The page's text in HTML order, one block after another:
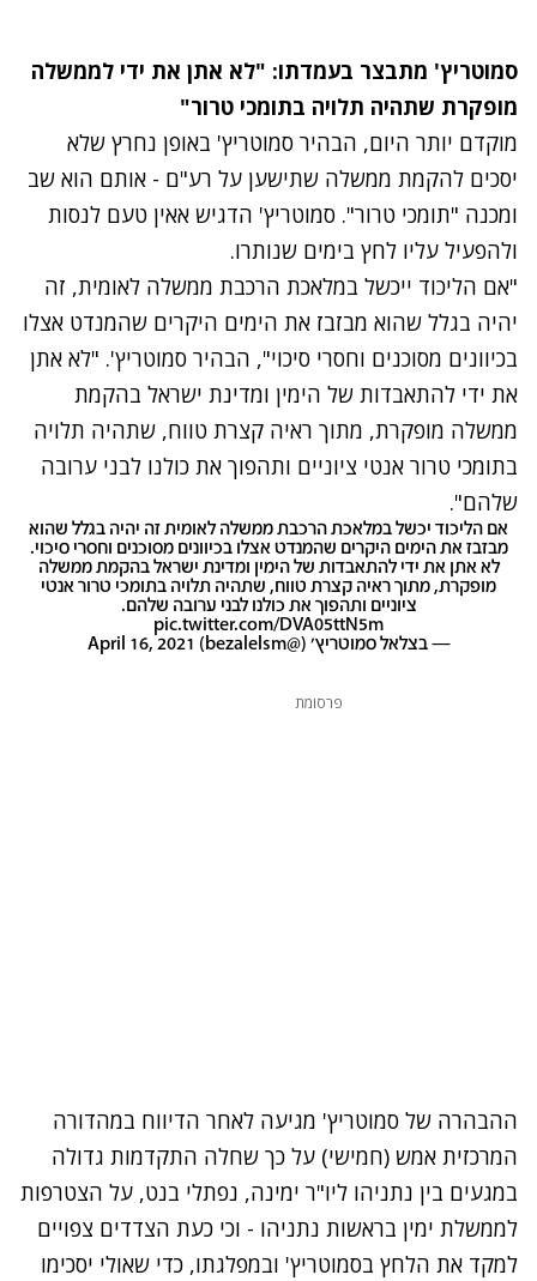
סמוטריץ' מתבצר בעמדתו: "לא אתן את ידי לממשלה
מופקרת שתהיה תלויה בתומכי טרור"
מוקדם יותר היום, הבהיר סמוטריץ' באופן נחרץ שלא
יסכים להקמת ממשלה שתישען על רע"ם - אותם הוא שב
ומכנה "תומכי טרור". סמוטריץ' הדגיש אאין טעם לנסות
ולהפעיל עליו לחץ בימים שנותרו.
"אם הליכוד ייכשל במלאכת הרכבת ממשלה לאומית, זה
יהיה בגלל שהוא מבזבז את הימים היקרים שהמנדט אצלו
בכיוונים מסוכנים וחסרי סיכוי", הבהיר סמוטריץ'. "לא אתן
את ידי להתאבדות של הימין ומדינת ישראל בהקמת
ממשלה מופקרת, מתוך ראיה קצרת טווח, שתהיה תלויה
בתומכי טרור אנטי ציוניים ותהפוך את כולנו לבני ערובה
שלהם".
אם הליכוד יכשל במלאכת הרכבת ממשלה לאומית זה יהיה בגלל שהוא
מבזבז את הימים היקרים שהמנדט אצלו בכיוונים מסוכנים וחסרי סיכוי.
לא אתן את ידי להתאבדות של הימין ומדינת ישראל בהקמת ממשלה
מופקרת, מתוך ראיה קצרת טווח, שתהיה תלויה בתומכי טרור אנטי
ציוניים ותהפוך את כולנו לבני ערובה שלהם.
pic.twitter.com/DVA05ttN5m
— בצלאל סמוטריץ' (@bezalelsm)
April 16, 2021
פרסומת
ההבהרה של סמוטריץ' מגיעה לאחר הדיווח במהדורה
המרכזית אמש (חמישי) על כך שחלה התקדמות גדולה
במגעים בין נתניהו ליו"ר ימינה, נפתלי בנט, על הצטרפות
לממשלת ימין בראשות נתניהו - וכי כעת הצדדים צפויים
למקד את הלחץ בסמוטריץ' ובמפלגתו, כדי שאולי יסכימו